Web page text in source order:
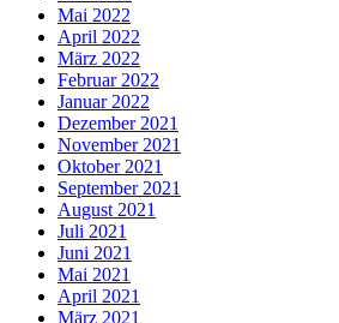
Mai 2022
April 2022
März 2022
Februar 2022
Januar 2022
Dezember 2021
November 2021
Oktober 2021
September 2021
August 2021
Juli 2021
Juni 2021
Mai 2021
April 2021
März 2021